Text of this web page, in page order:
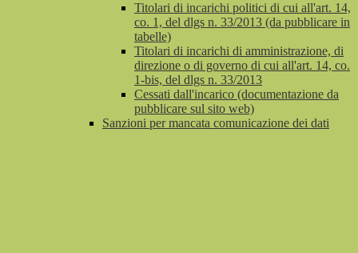
Titolari di incarichi politici di cui all'art. 14,
co. 1, del dlgs n. 33/2013 (da pubblicare in
tabelle)
Titolari di incarichi di amministrazione, di
direzione o di governo di cui all'art. 14, co.
1-bis, del dlgs n. 33/2013
Cessati dall'incarico (documentazione da
pubblicare sul sito web)
Sanzioni per mancata comunicazione dei dati